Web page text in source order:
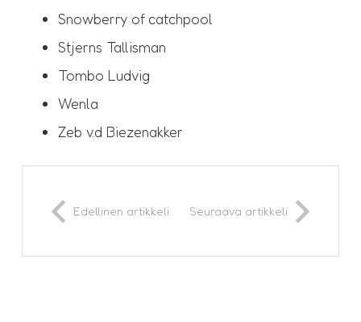
Snowberry of catchpool
Stjerns Tallisman
Tombo Ludvig
Wenla
Zeb v.d Biezenakker
Edellinen artikkeli Seuraava artikkeli